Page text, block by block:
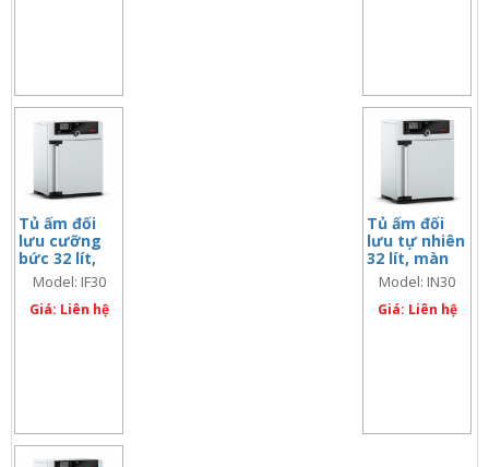
Tủ ấm đối
lưu cưỡng
bức 32 lít,
màn hình
đơn
Model: IF30
Giá: Liên hệ
Tủ ấm đối
lưu tự nhiên
32 lít, màn
hình đơn
Model: IN30
Giá: Liên hệ